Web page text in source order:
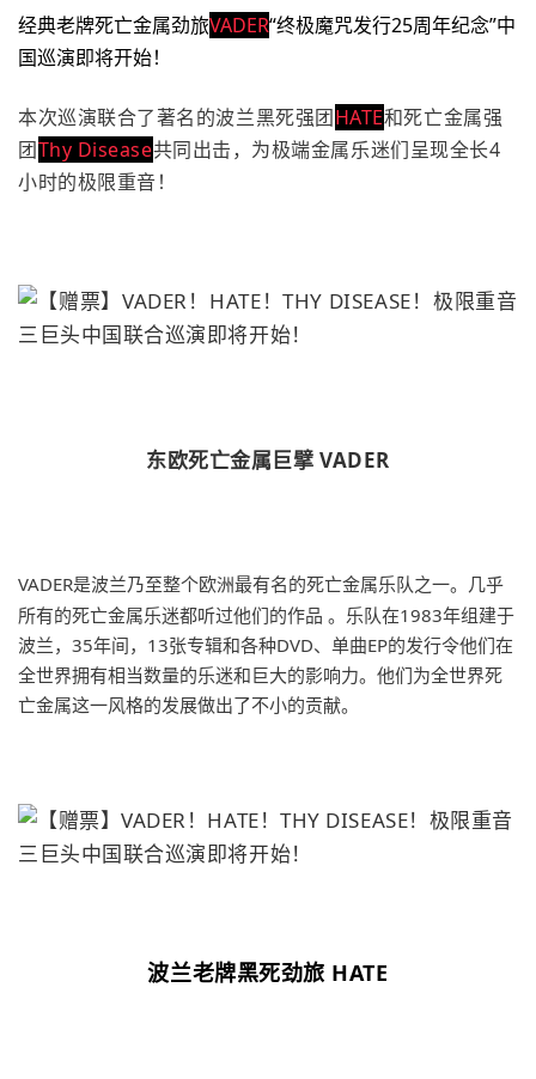
经典老牌死亡金属劲旅VADER“终极魔咒发行25周年纪念”中
国巡演即将开始！
本次巡演联合了著名的波兰黑死强团HATE和死亡金属强
团Thy Disease共同出击，为极端金属乐迷们呈现全长4
小时的极限重音！
东欧死亡金属巨擘 VADER
VADER是波兰乃至整个欧洲最有名的死亡金属乐队之一。几乎
所有的死亡金属乐迷都听过他们的作品 。乐队在1983年组建于
波兰，35年间，13张专辑和各种DVD、单曲EP的发行令他们在
全世界拥有相当数量的乐迷和巨大的影响力。他们为全世界死
亡金属这一风格的发展做出了不小的贡献。
波兰老牌黑死劲旅 HATE